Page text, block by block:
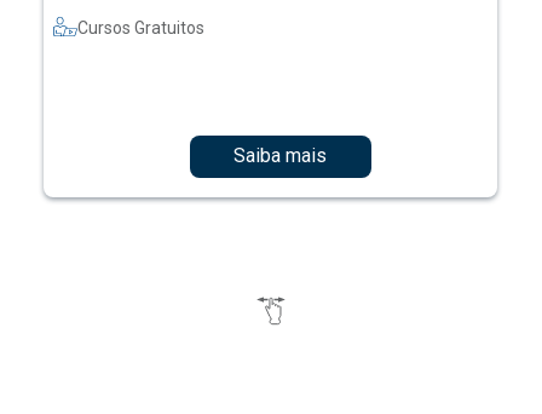
Cursos Gratuitos
Saiba mais